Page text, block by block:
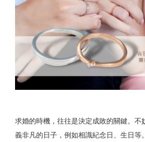
求婚的時機，往往是決定成敗的關鍵。不
義非凡的日子，例如相識紀念日、生日等